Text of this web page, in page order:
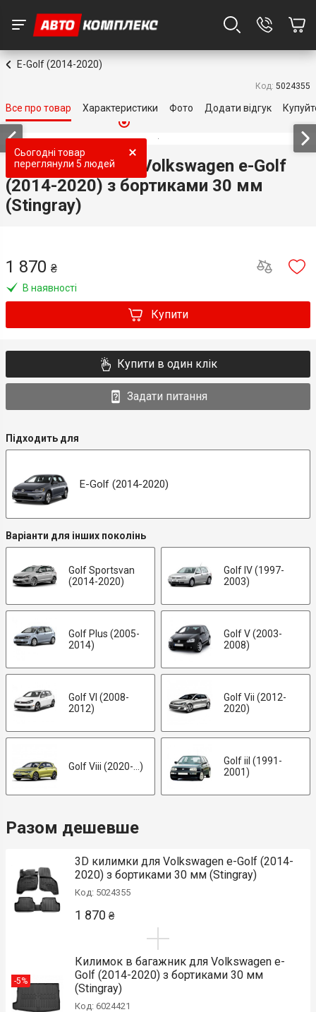
E-Golf (2014-2020)
Код: 5024355
Все про товар Характеристики Фото Додати відгук
Сьогодні товар
переглянули 5 людей
3D килимки для Volkswagen e-Golf
(2014-2020) з бортиками 30 мм
(Stingray)
1 870 ₴
В наявності
Купити
Купити в один клік
Задати питання
Підходить для
E-Golf (2014-2020)
Варіанти для інших поколінь
Golf Sportsvan
(2014-2020)
Golf IV (1997-
2003)
Golf Plus (2005-
2014)
Golf V (2003-
2008)
Golf VI (2008-
2012)
Golf Vii (2012-
2020)
Golf Viii (2020-...)
Golf iiI (1991-
2001)
Разом дешевше
3D килимки для Volkswagen e-Golf (2014-
2020) з бортиками 30 мм (Stingray)
Код: 5024355
1 870 ₴
-5%
Килимок в багажник для Volkswagen e-
Golf (2014-2020) з бортиками 30 мм
(Stingray)
Код: 6024421